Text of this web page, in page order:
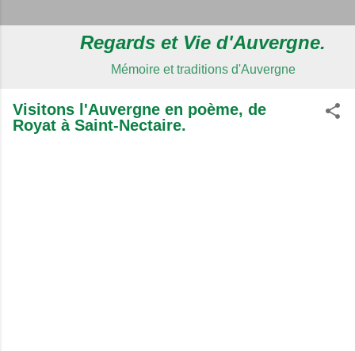
Regards et Vie d'Auvergne.
Mémoire et traditions d'Auvergne
Visitons l'Auvergne en poème, de
Royat à Saint-Nectaire.